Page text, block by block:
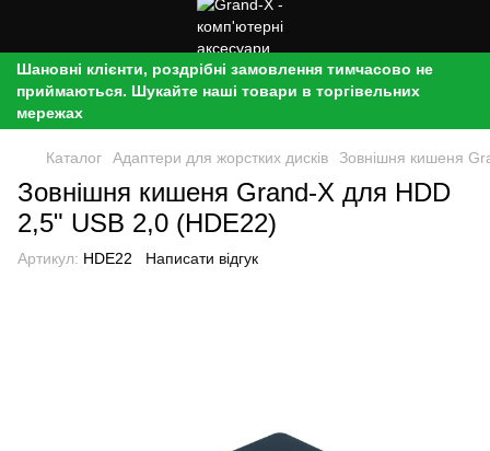
Шановні клієнти, роздрібні замовлення тимчасово не
приймаються. Шукайте наші товари в торгівельних
мережах
Каталог Адаптери для жорстких дисків Зовнішня кишеня
Зовнішня кишеня Grand-X для HDD
2,5" USB 2,0 (HDE22)
Артикул: HDE22 Написати відгук